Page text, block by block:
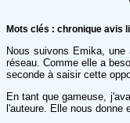
Mots clés : chronique avis
Nous suivons Emika,
réseau. Comme elle a
seconde à saisir cette
En tant que gameuse,
l'auteure. Elle nous